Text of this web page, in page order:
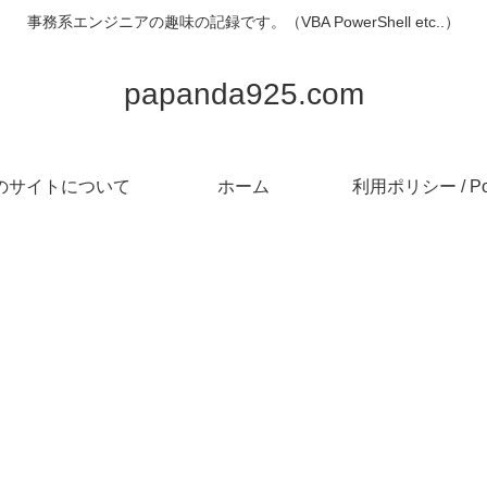
事務系エンジニアの趣味の記録です。（VBA PowerShell etc..）
papanda925.com
サイトについて ホーム 利用ポリシー /